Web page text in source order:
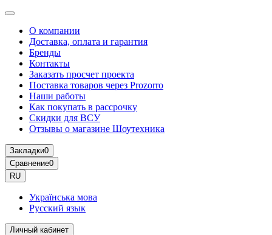
О компании
Доставка, оплата и гарантия
Бренды
Контакты
Заказать просчет проекта
Поставка товаров через Prozorro
Наши работы
Как покупать в рассрочку
Скидки для ВСУ
Отзывы о магазине Шоутехника
Закладки0
Сравнение0
RU
Українська мова
Русский язык
Личный кабинет